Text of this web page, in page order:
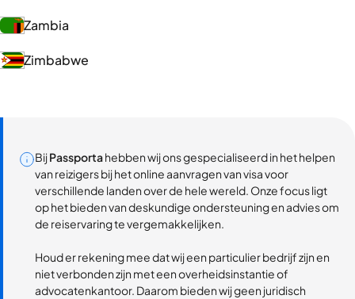
Zambia
Zimbabwe
BijPassportahebben wij ons gespecialiseerd in het helpen
van reizigers bij het online aanvragen van visa voor
verschillende landen over de hele wereld. Onze focus ligt
op het bieden van deskundige ondersteuning en advies om
de reiservaring te vergemakkelijken.
Houd er rekening mee dat wij een particulier bedrijf zijn en
niet verbonden zijn met een overheidsinstantie of
advocatenkantoor. Daarom bieden wij geen juridisch